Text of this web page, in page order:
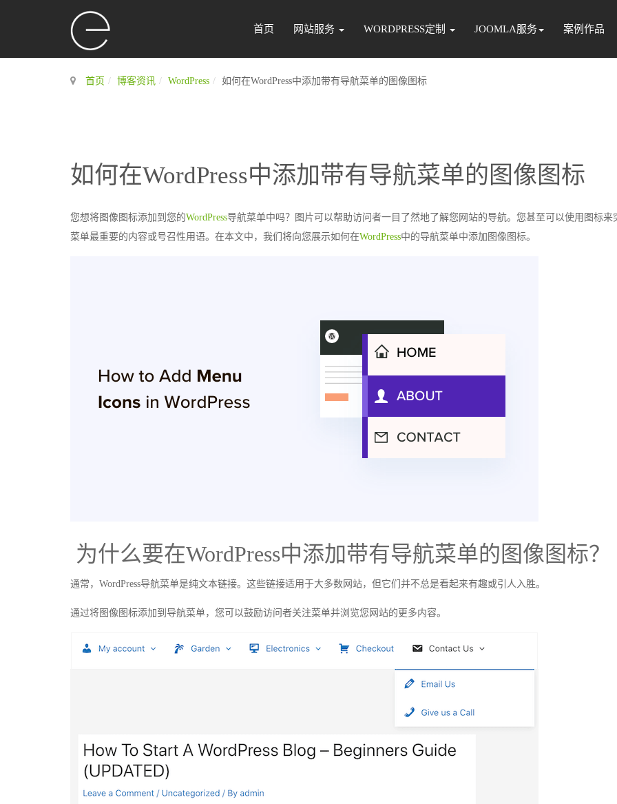
首页 网站服务 WORDPRESS定制 JOOMLA服务 案例作品
首页 博客资讯 WordPress 如何在WordPress中添加带有导航菜单的图像图标
如何在WordPress中添加带有导航菜单的图像图标
您想将图像图标添加到您的WordPress导航菜单中吗？图片可以帮助访问者一目了然地了解您网站的导航。您甚至可以使用图标来
菜单最重要的内容或号召性用语。在本文中，我们将向您展示如何在WordPress中的导航菜单中添加图像图标。
为什么要在WordPress中添加带有导航菜单的图像图标？
通常，WordPress导航菜单是纯文本链接。这些链接适用于大多数网站，但它们并不总是看起来有趣或引人入胜。
通过将图像图标添加到导航菜单，您可以鼓励访问者关注菜单并浏览您网站的更多内容。